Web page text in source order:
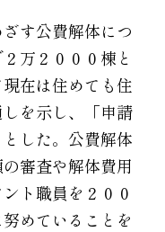
す公費解体につ
万２０００棟と
在は住めても住
を示し、「申請
した。公費解体
審査や解体費用
ト職員を２００
めていることを